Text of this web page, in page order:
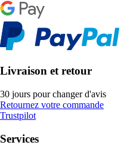
Livraison et retour
30 jours pour changer d'avis
Retournez votre commande
Trustpilot
Services